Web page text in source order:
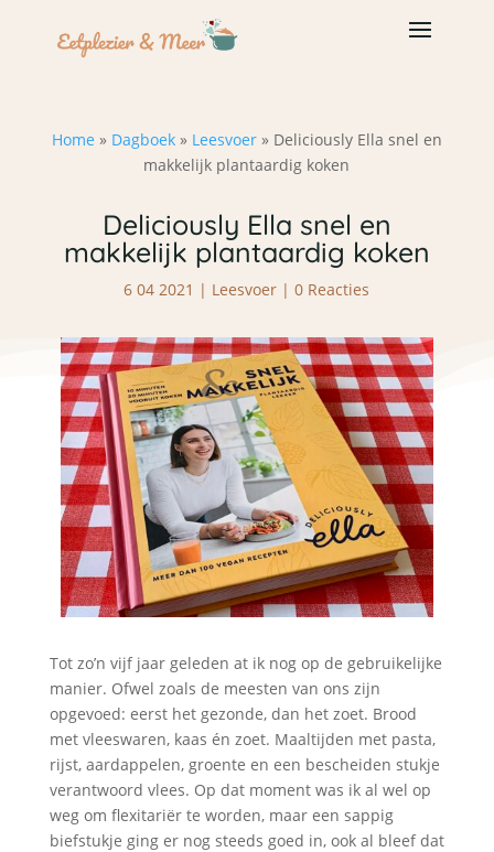
Home » Dagboek» Leesvoer» Deliciously Ella snel en
makkelijk plantaardig koken
Deliciously Ella snel en
makkelijk plantaardig koken
6 04 2021 | Leesvoer |0 Reacties
Tot zo’n vijf jaar geleden at ik nog op de gebruikelijke
manier. Ofwel zoals de meesten van ons zijn
opgevoed: eerst het gezonde, dan het zoet. Brood
met vleeswaren, kaas én zoet. Maaltijden met pasta,
rijst, aardappelen, groente en een bescheiden stukje
verantwoord vlees. Op dat moment was ik al wel op
weg om flexitariër te worden, maar een sappig
biefstukje ging er nog steeds goed in, ook al bleef dat